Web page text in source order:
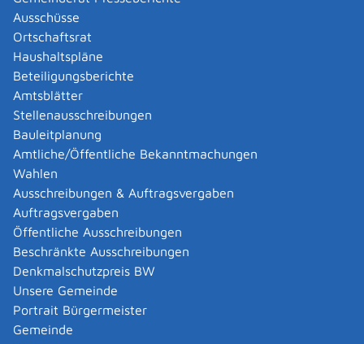
Ausschüsse
Ortschaftsrat
Haushaltspläne
Beteiligungsberichte
Amtsblätter
Stellenausschreibungen
Bauleitplanung
Amtliche/Öffentliche Bekanntmachungen
Wahlen
Ausschreibungen & Auftragsvergaben
Auftragsvergaben
Öffentliche Ausschreibungen
Beschränkte Ausschreibungen
Denkmalschutzpreis BW
Unsere Gemeinde
Portrait Bürgermeister
Gemeinde
Abgelaufenen Führerschein neu ausstellen lassen
Abgeltungsteuer - Nichtveranlagungs-
Bescheinigung beantragen
Abgeschlossenheitsbescheinigung zur Aufteilung
eines Gebäudes beantragen
Abmeldung / Außerbetriebsetzung für ein Fahrzeug
beantragen
Abschriften, Ablichtungen, Vervielfältigungen und
Negative amtlich beglaubigen lassen
Abwasser entsorgen
Abwasserbeseitigung - dezentrale Beseitigung von
Regenwasser beantragen oder anzeigen
Abweichende Regelungen zum Schichtbetrieb
beantragen
Abweichende Ruhezeit beantragen
Adoption - Akteneinsicht beantragen
Adoption - sich als Adoptiveltern bewerben
Adoption eines ausländischen Kindes -